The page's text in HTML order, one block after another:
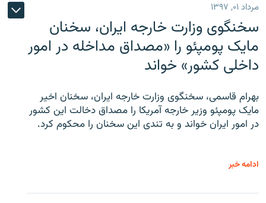
مرداد ۰۱, ۱۳۹۷
سخنگوی وزارت خارجه ایران، سخنان
مایک پومپئو را «مصداق مداخله در امور
داخلی کشور» خواند
بهرام قاسمی، سخنگوی وزارت خارجه ایران، سخنان اخیر
مایک پومپئو وزیر خارجه آمریکا را مصداق دخالت این کشور
در امور ایران خواند و به تندی این سخنان را محکوم کرد.
ادامه خبر